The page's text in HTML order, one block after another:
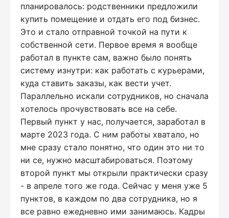
планировалось: родственники предложили
купить помещение и отдать его под бизнес.
Это и стало отправной точкой на пути к
собственной сети. Первое время я вообще
работал в пункте сам, важно было понять
систему изнутри: как работать с курьерами,
куда ставить заказы, как вести учет.
Параллельно искали сотрудников, но сначала
хотелось прочувствовать все на себе.
Первый пункт у нас, получается, заработал в
марте 2023 года. С ним работы хватало, но
мне сразу стало понятно, что один это ни то
ни се, нужно масштабироваться. Поэтому
второй пункт мы открыли практически сразу
- в апреле того же года. Сейчас у меня уже 5
пунктов, в каждом по два сотрудника, но я
все равно ежедневно ими занимаюсь. Кадры